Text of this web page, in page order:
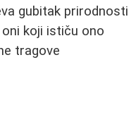
gubitak prirodnosti
koji ističu ono
tragove